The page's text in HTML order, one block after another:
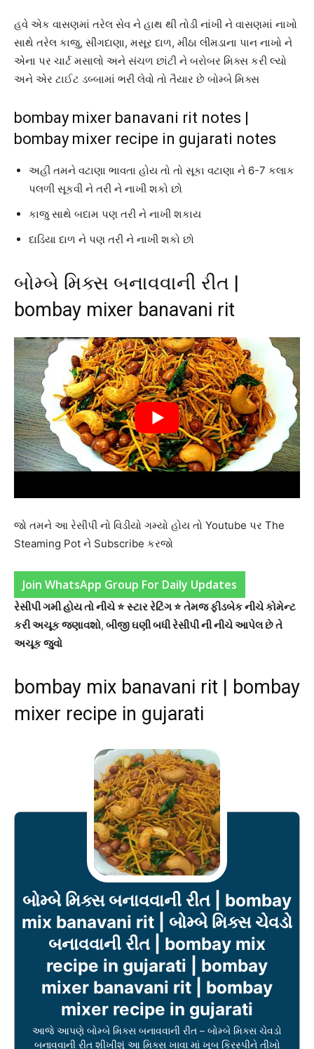
હવે એક વાસણમાં તરેલ સેવ ને હાથ થી તોડી નાંખી ને વાસણમાં નાખો
સાથે તરેલ કાજુ, સીંગદાણા, મસૂર દાળ, મીઠા લીમડાના પાન નાખો ને
એના પર ચાર્ટ મસાલો અને સંચળ છાંટી ને બરોબર મિક્સ કરી લ્યો
અને એર ટાઈટ ડબ્બામાં ભરી લેવો તો તૈયાર છે બોમ્બે મિક્સ
bombay mixer banavani rit notes |
bombay mixer recipe in gujarati notes
અહી તમને વટાણા ભાવતા હોય તો તો સૂકા વટાણા ને 6-7 કલાક
પલળી સૂકવી ને તરી ને નાખી શકો છો
કાજુ સાથે બદામ પણ તરી ને નાખી શકાય
દાડિયા દાળ ને પણ તરી ને નાખી શકો છો
બોમ્બે મિક્સ બનાવવાની રીત |
bombay mixer banavani rit
જો તમને આ રેસીપી નો વિડીયો ગમ્યો હોય તો Youtube પર The
Steaming Pot ને Subscribe કરજો
Join WhatsApp Group For Daily Updates
રેસીપી ગમી હોય તો નીચે ⭐ સ્ટાર રેટિંગ ⭐ તેમજ ફીડબેક નીચે કોમેન્ટ
કરી અચૂક જણાવશો, બીજી ઘણી બધી રેસીપી ની નીચે આપેલ છે તે
અચૂક જુવો
bombay mix banavani rit | bombay
mixer recipe in gujarati
બોમ્બે મિક્સ બનાવવાની રીત | bombay
mix banavani rit | બોમ્બે મિક્સ ચેવડો
બનાવવાની રીત | bombay mix
recipe in gujarati | bombay
mixer banavani rit | bombay
mixer recipe in gujarati
આજે આપણે બોમ્બે મિક્સ બનાવવાની રીત – બોમ્બે મિક્સ ચેવડો
બનાવવાની રીત શીખીશું આ મિક્સ ખાવા માં ખૂબ ક્રિસ્પીને તીખો